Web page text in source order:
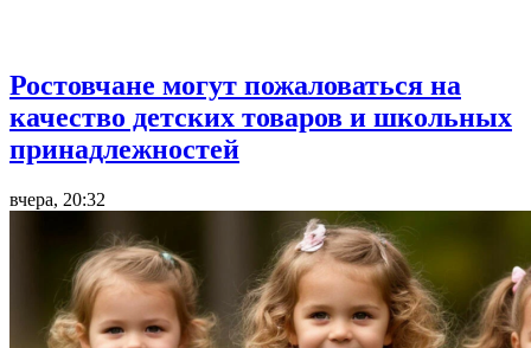
Ростовчане могут пожаловаться на
качество детских товаров и школьных
принадлежностей
вчера, 20:32